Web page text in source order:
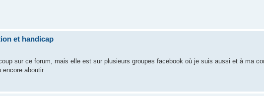
et handicap
sur ce forum, mais elle est sur plusieurs groupes facebook où je suis aussi et à ma
aboutir.